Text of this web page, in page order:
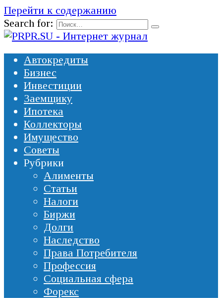
Перейти к содержанию
Search for:
Автокредиты
Бизнес
Инвестиции
Заемщику
Ипотека
Коллекторы
Имущество
Советы
Рубрики
Алименты
Статьи
Налоги
Биржи
Долги
Наследство
Права Потребителя
Профессия
Социальная сфера
Форекс